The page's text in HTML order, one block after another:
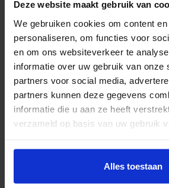
Deze website maakt gebruik van
We gebruiken cookies om content
personaliseren, om functies voor
en om ons websiteverkeer te
informatie over uw gebruik van onze
partners voor social media,
partners kunnen deze gegevens
informatie die u aan ze heeft
verzameld op basis van uw gebruik
Alles toestaan